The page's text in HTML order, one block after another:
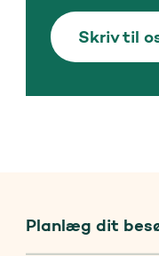
Skriv til
Planlæg dit